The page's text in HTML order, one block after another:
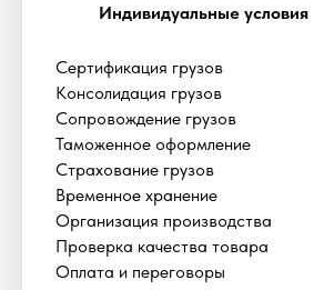
Индивидуальные условия
Сертификация грузов
Консолидация грузов
Сопровождение грузов
Таможенное оформление
Страхование грузов
Временное хранение
Организация производства
Проверка качества товара
Оплата и переговоры